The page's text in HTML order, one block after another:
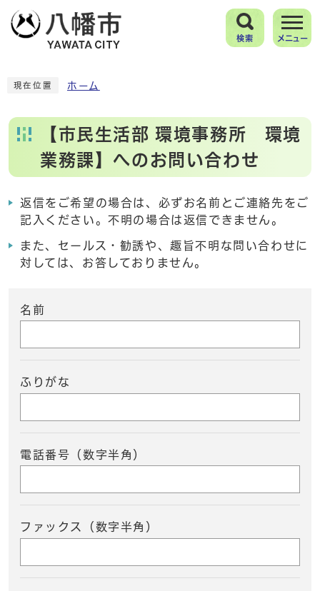
検索 メニュー
現在位置 ホーム
【市民生活部 環境事務所 環境
業務課】へのお問い合わせ
返信をご希望の場合は、必ずお名前とご連絡先をご
記入ください。不明の場合は返信できません。
また、セールス・勧誘や、趣旨不明な問い合わせに
対しては、お答しておりません。
名前
ふりがな
電話番号（数字半角）
ファックス（数字半角）